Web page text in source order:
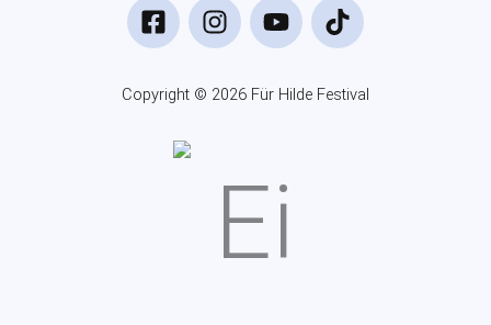
Copyright © 2026 Für Hilde Festival